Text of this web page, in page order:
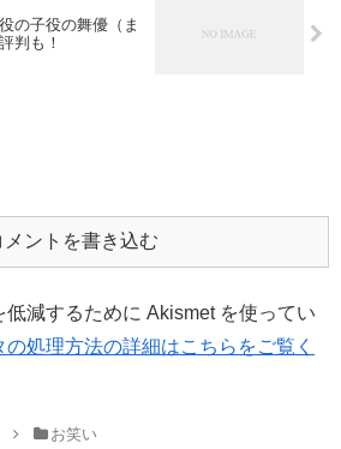
の子役の舞優（ま
判も！
メントを書き込む
低減するために Akismet を使ってい
の処理方法の詳細はこちらをご覧く
お笑い